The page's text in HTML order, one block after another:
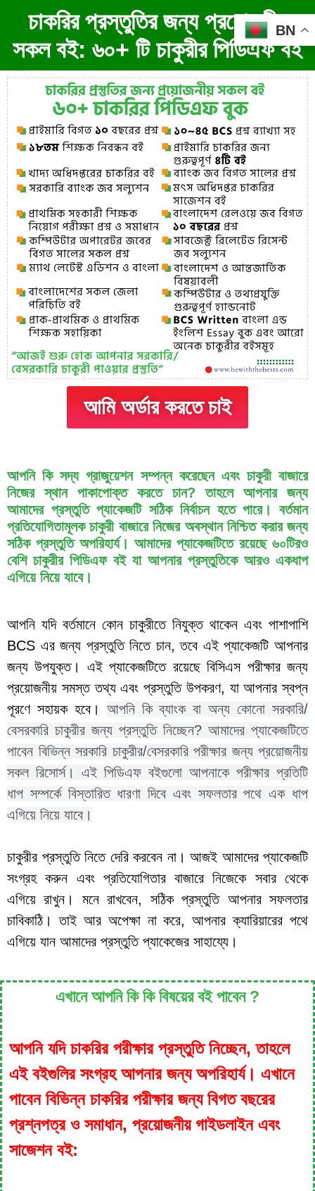
চাকরির প্রস্তুতির জন্য প্রয়োজনীয়
সকল বই: ৬০+ টি চাকুরীর পিডিএফ বই
আমি অর্ডার করতে চাই
আপনি কি সদ্য গ্রাজুয়েশন সম্পন্ন করেছেন এবং চাকুরী বাজারে
নিজের স্থান পাকাপোক্ত করতে চান? তাহলে আপনার জন্য
আমাদের প্রস্তুতি প্যাকেজটি সঠিক নির্বাচন হতে পারে। বর্তমান
প্রতিযোগিতামূলক চাকুরী বাজারে নিজের অবস্থান নিশ্চিত করার জন্য
সঠিক প্রস্তুতি অপরিহার্য। আমাদের প্যাকেজটিতে রয়েছে ৬০টিরও
বেশি চাকুরীর পিডিএফ বই যা আপনার প্রস্তুতিকে আরও একধাপ
এগিয়ে নিয়ে যাবে।
আপনি যদি বর্তমানে কোন চাকুরীতে নিযুক্ত থাকেন এবং পাশাপাশি
BCS এর জন্য প্রস্তুতি নিতে চান, তবে এই প্যাকেজটি আপনার
জন্য উপযুক্ত। এই প্যাকেজটিতে রয়েছে বিসিএস পরীক্ষার জন্য
প্রয়োজনীয় সমস্ত তথ্য এবং প্রস্তুতি উপকরণ, যা আপনার স্বপ্ন
পূরণে সহায়ক হবে। আপনি কি ব্যাংক বা অন্য কোনো সরকারি/
বেসরকারি চাকুরীর জন্য প্রস্তুতি নিচ্ছেন? আমাদের প্যাকেজটিতে
পাবেন বিভিন্ন সরকারি চাকুরীর/বেসরকারি পরীক্ষার জন্য প্রয়োজনীয়
সকল রিসোর্স। এই পিডিএফ বইগুলো আপনাকে পরীক্ষার প্রতিটি
ধাপ সম্পর্কে বিস্তারিত ধারণা দিবে এবং সফলতার পথে এক ধাপ
এগিয়ে নিয়ে যাবে।
চাকুরীর প্রস্তুতি নিতে দেরি করবেন না। আজই আমাদের প্যাকেজটি
সংগ্রহ করুন এবং প্রতিযোগিতার বাজারে নিজেকে সবার থেকে
এগিয়ে রাখুন। মনে রাখবেন, সঠিক প্রস্তুতি আপনার সফলতার
চাবিকাঠি। তাই আর অপেক্ষা না করে, আপনার ক্যারিয়ারের পথে
এগিয়ে যান আমাদের প্রস্তুতি প্যাকেজের সাহায্যে।
এখানে আপনি কি কি বিষয়ের বই পাবেন ?
আপনি যদি চাকরির পরীক্ষার প্রস্তুতি নিচ্ছেন, তাহলে
এই বইগুলির সংগ্রহ আপনার জন্য অপরিহার্য। এখানে
পাবেন বিভিন্ন চাকরির পরীক্ষার জন্য বিগত বছরের
প্রশ্নপত্র ও সমাধান, প্রয়োজনীয় গাইডলাইন এবং
সাজেশন বই:
BN